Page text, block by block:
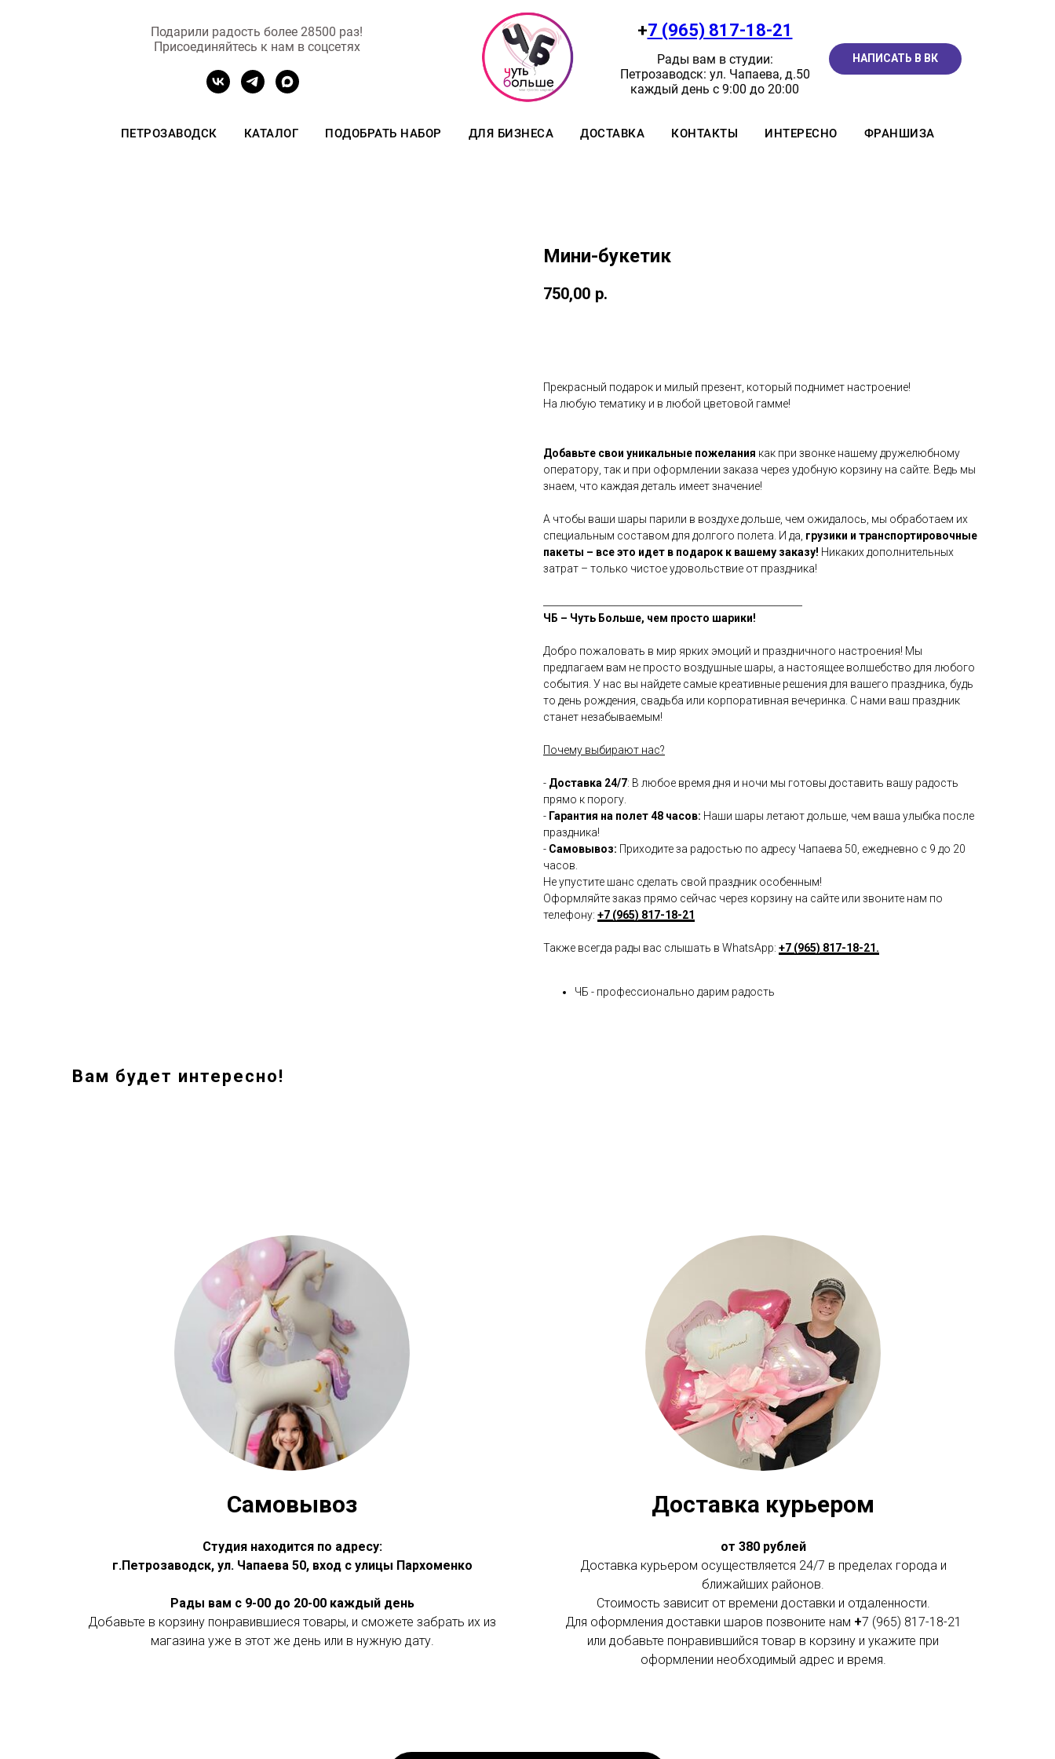
Подарили радость более 28500 раз!
Присоединяйтесь к нам в соцсетях
+7 (965) 817-18-21
Рады вам в студии:
Петрозаводск: ул. Чапаева, д.50
каждый день с 9:00 до 20:00
НАПИСАТЬ В ВК
ПЕТРОЗАВОДСК КАТАЛОГ ПОДОБРАТЬ НАБОР ДЛЯ БИЗНЕСА ДОСТАВКА КОНТАКТЫ ИНТЕРЕСНО ФРАНШИЗА
Мини-букетик
750,00 р.
Прекрасный подарок и милый презент, который поднимет настроение!
На любую тематику и в любой цветовой гамме!
Добавьте свои уникальные пожелания как при звонке нашему дружелюбному
оператору, так и при оформлении заказа через удобную корзину на сайте. Ведь мы
знаем, что каждая деталь имеет значение!
А чтобы ваши шары парили в воздухе дольше, чем ожидалось, мы обработаем их
специальным составом для долгого полета. И да, грузики и транспортировочные
пакеты – все это идет в подарок к вашему заказу! Никаких дополнительных
затрат – только чистое удовольствие от праздника!
ЧБ – Чуть Больше, чем просто шарики!
Добро пожаловать в мир ярких эмоций и праздничного настроения! Мы
предлагаем вам не просто воздушные шары, а настоящее волшебство для любого
события. У нас вы найдете самые креативные решения для вашего праздника, будь
то день рождения, свадьба или корпоративная вечеринка. С нами ваш праздник
станет незабываемым!
Почему выбирают нас?
- Доставка 24/7: В любое время дня и ночи мы готовы доставить вашу радость
прямо к порогу.
- Гарантия на полет 48 часов: Наши шары летают дольше, чем ваша улыбка после
праздника!
- Самовывоз: Приходите за радостью по адресу Чапаева 50, ежедневно с 9 до 20
часов.
Не упустите шанс сделать свой праздник особенным!
Оформляйте заказ прямо сейчас через корзину на сайте или звоните нам по
телефону: +7 (965) 817-18-21
Также всегда рады вас слышать в WhatsApp: +7 (965) 817-18-21.
ЧБ - профессионально дарим радость
Вам будет интересно!
Самовывоз
Студия находится по адресу:
г.Петрозаводск, ул. Чапаева 50, вход с улицы Пархоменко
Рады вам с 9-00 до 20-00 каждый день
Добавьте в корзину понравившиеся товары, и сможете забрать их из
магазина уже в этот же день или в нужную дату.
Доставка курьером
от 380 рублей
Доставка курьером осуществляется 24/7 в пределах города и
ближайших районов.
Стоимость зависит от времени доставки и отдаленности.
Для оформления доставки шаров позвоните нам +7 (965) 817-18-21
или добавьте понравившийся товар в корзину и укажите при
оформлении необходимый адрес и время.